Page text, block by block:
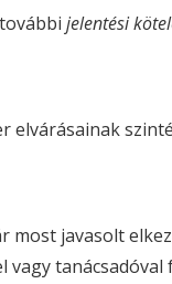
jelentési
elvárásainak
most javasolt
tanácsadóval